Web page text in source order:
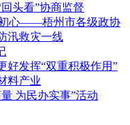
头看”协商监督
初心——梧州市各级政协
汛救灾一线
好发挥“双重积极作用”
料产业
为民办实事”活动